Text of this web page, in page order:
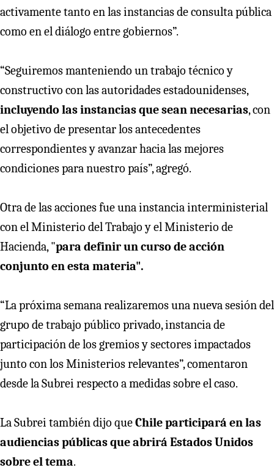
activamente tanto en las instancias de consulta pública
como en el diálogo entre gobiernos”.
“Seguiremos manteniendo un trabajo técnico y
constructivo con las autoridades estadounidenses,
incluyendo las instancias que sean necesarias, con
el objetivo de presentar los antecedentes
correspondientes y avanzar hacia las mejores
condiciones para nuestro país”, agregó.
Otra de las acciones fue una instancia interministerial
con el Ministerio del Trabajo y el Ministerio de
Hacienda, "para definir un curso de acción
conjunto en esta materia".
“La próxima semana realizaremos una nueva sesión del
grupo de trabajo público privado, instancia de
participación de los gremios y sectores impactados
junto con los Ministerios relevantes”, comentaron
desde la Subrei respecto a medidas sobre el caso.
La Subrei también dijo queChile participará en las
audiencias públicas que abrirá Estados Unidos
sobre el tema.